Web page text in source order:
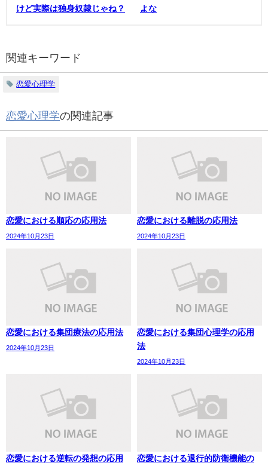
けど実際は独身奴隷じゃね？
よな
関連キーワード
恋愛心理学
恋愛心理学の関連記事
恋愛における順応の応用法
2024年10月23日
恋愛における離脱の応用法
2024年10月23日
恋愛における集団療法の応用法
2024年10月23日
恋愛における集団心理学の応用
法
2024年10月23日
恋愛における逆転の発想の応用
恋愛における退行的防衛機能の